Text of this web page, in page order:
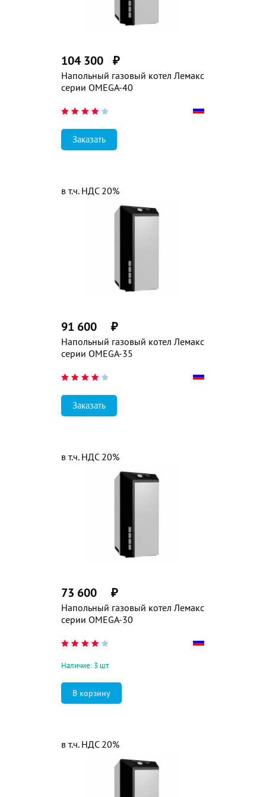
Напольный газовый котел Лемакс
серии OMEGA-40
104 300 ₽
Заказать
Напольный газовый котел Лемакс
серии OMEGA-35
91 600 ₽
в т.ч. НДС 20%
Заказать
Напольный газовый котел Лемакс
серии OMEGA-30
73 600 ₽
в т.ч. НДС 20%
Наличие: 3 шт.
в т.ч. НДС 20%